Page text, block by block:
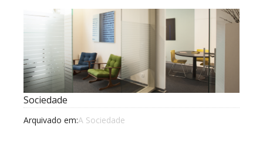
Sociedade
Arquivado em:A Sociedade